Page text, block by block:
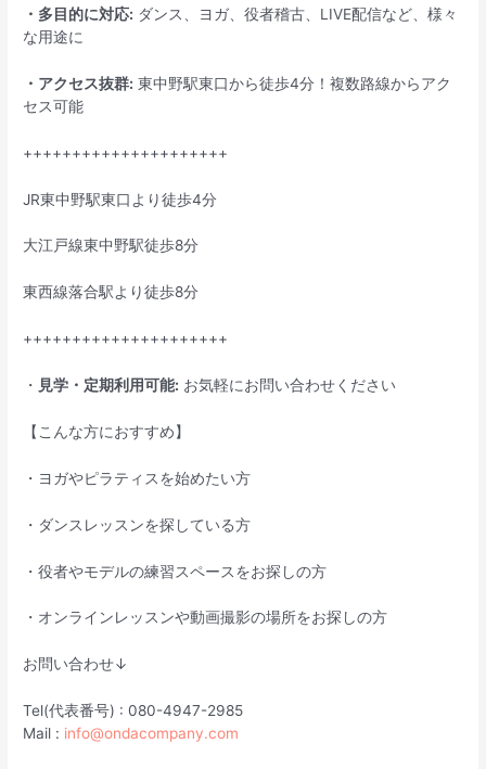
・多目的に対応: ダンス、ヨガ、役者稽古、LIVE配信など、様々
な用途に
・アクセス抜群: 東中野駅東口から徒歩4分！複数路線からアク
セス可能
+++++++++++++++++++++
JR東中野駅東口より徒歩4分
大江戸線東中野駅徒歩8分
東西線落合駅より徒歩8分
+++++++++++++++++++++
・ 見学・定期利用可能: お気軽にお問い合わせください
【こんな方におすすめ】
・ヨガやピラティスを始めたい方
・ダンスレッスンを探している方
・役者やモデルの練習スペースをお探しの方
・オンラインレッスンや動画撮影の場所をお探しの方
お問い合わせ↓
Tel(代表番号) : 080-4947-2985
Mail : info@ondacompany.com